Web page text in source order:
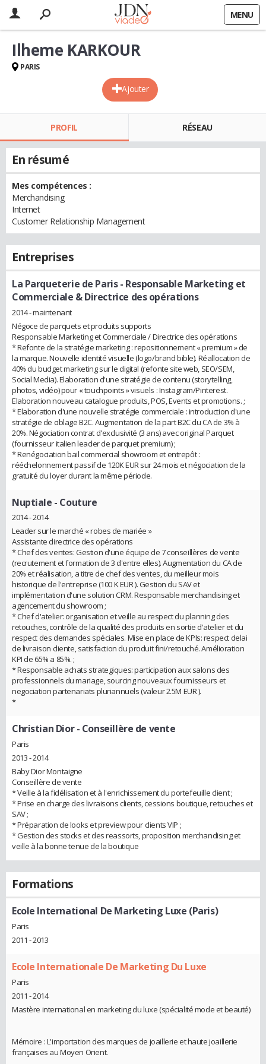
MENU
Ajouter
Ilheme KARKOUR
PARIS
PROFIL RÉSEAU
En résumé
Mes compétences :
Merchandising
Internet
Customer Relationship Management
Entreprises
La Parqueterie de Paris- Responsable Marketing et
Commerciale & Directrice des opérations
2014 - maintenant
Négoce de parquets et produits supports
Responsable Marketing et Commerciale / Directrice des opérations
* Refonte de la stratégie marketing : repositionnement « premium » de
la marque. Nouvelle identité visuelle (logo/brand bible). Réallocation de
40% du budget marketing sur le digital (refonte site web, SEO/SEM,
Social Media). Elaboration d'une stratégie de contenu (storytelling,
photos, vidéo) pour « touchpoints » visuels : Instagram/Pinterest.
Elaboration nouveau catalogue produits, POS, Events et promotions. ;
* Elaboration d'une nouvelle stratégie commerciale : introduction d'une
stratégie de ciblage B2C. Augmentation de la part B2C du CA de 3% à
20%. Négociation contrat d'exclusivité (3 ans) avec original Parquet
(fournisseur italien leader de parquet premium) ;
* Renégociation bail commercial showroom et entrepôt :
rééchelonnement passif de 120K EUR sur 24 mois et négociation de la
gratuité du loyer durant la même période.
Nuptiale - Couture
2014 - 2014
Leader sur le marché « robes de mariée »
Assistante directrice des opérations
* Chef des ventes: Gestion d'une équipe de 7 conseillères de vente
(recrutement et formation de 3 d'entre elles). Augmentation du CA de
20% et réalisation, a titre de chef des ventes, du meilleur mois
historique de l'entreprise (100 K EUR ). Gestion du SAV et
implémentation d'une solution CRM. Responsable merchandising et
agencement du showroom ;
* Chef d'atelier: organisation et veille au respect du planning des
retouches, contrôle de la qualité des produits en sortie d'atelier et du
respect des demandes spéciales. Mise en place de KPIs: respect delai
de livraison cliente, satisfaction du produit fini/retouché. Amélioration
KPI de 65% a 85%. ;
* Responsable achats strategiques: participation aux salons des
professionnels du mariage, sourcing nouveaux fournisseurs et
negociation partenariats pluriannuels (valeur 2.5M EUR ).
*
Christian Dior- Conseillère de vente
Paris
2013 - 2014
Baby Dior Montaigne
Conseillère de vente
* Veille à la fidélisation et à l'enrichissement du portefeuille client ;
* Prise en charge des livraisons clients, cessions boutique, retouches et
SAV ;
* Préparation de looks et preview pour clients VIP ;
* Gestion des stocks et des reassorts, proposition merchandising et
veille à la bonne tenue de la boutique
Formations
Ecole International De Marketing Luxe (Paris)
Paris
2011 - 2013
Ecole Internationale De Marketing Du Luxe
Paris
2011 - 2014
Mastère international en marketing du luxe (spécialité mode et beauté)
Mémoire : L'importation des marques de joaillerie et haute joaillerie
françaises au Moyen Orient.